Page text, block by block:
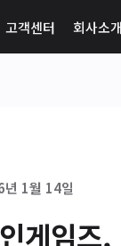
고객센터 회사소개
1월 14일
게임즈